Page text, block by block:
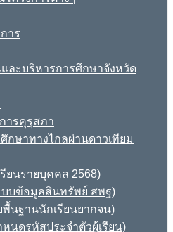
าร
ละบริหารการศึกษาจังหวัด
ารคุรุสภา
กษาทางไกลผ่านดาวเทียม
ยนรายบุคคล 2568)
บบข้อมูลสินทรัพย์ สพฐ)
พื้นฐานนักเรียนยากจน)
หนดรหัสประจำตัวผู้เรียน)